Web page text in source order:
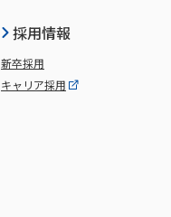
採用情報
新卒採用
キャリア採用